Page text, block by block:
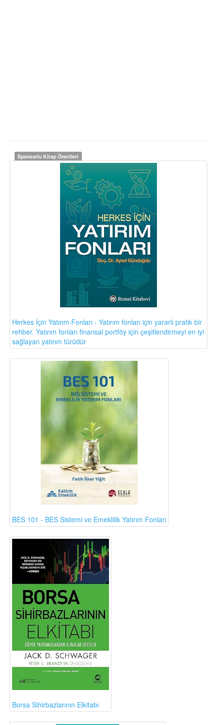
Sponsorlu Kitap Önerileri
Herkes İçin Yatırım Fonları - Yatırım fonları için yararlı pratik bir
rehber. Yatırım fonları finansal portföy için çeşitlendirmeyi en iyi
sağlayan yatırım türüdür
BES 101 - BES Sistemi ve Emeklilik Yatırım Fonları
Borsa Sihirbazlarının Elkitabı